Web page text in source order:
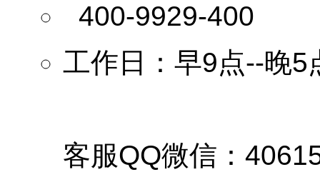
400-9929-400
工作日：早9点--晚5
客服QQ微信：